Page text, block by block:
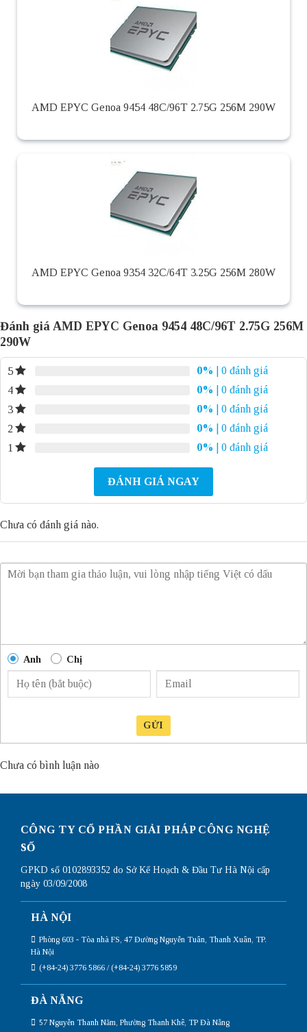
AMD EPYC Genoa 9454 48C/96T 2.75G 256M 290W
AMD EPYC Genoa 9354 32C/64T 3.25G 256M 280W
Đánh giá AMD EPYC Genoa 9454 48C/96T 2.75G 256M
290W
5 0%
| 0 đánh giá
4
0%
| 0 đánh giá
3
0%
| 0 đánh giá
2
0%
| 0 đánh giá
1
0% | 0 đánh giá
ĐÁNH GIÁ NGAY
Chưa có đánh giá nào.
Anh Chị
GỬI
Chưa có bình luận nào
CÔNG TY CỔ PHẦN GIẢI PHÁP CÔNG NGHỆ
SỐ
GPKD số 0102893352 do Sở Kế Hoạch & Đầu Tư Hà Nội cấp
ngày 03/09/2008
HÀ NỘI
Phòng 603 - Tòa nhà FS, 47 Đường Nguyễn Tuân, Thanh Xuân, TP.
Hà Nội
(+84-24) 3776 5866 / (+84-24) 3776 5859
ĐÀ NẴNG
57 Nguyễn Thanh Năm, Phường Thanh Khê, TP Đà Nẵng